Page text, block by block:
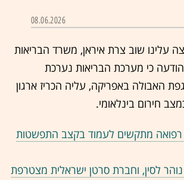
08.06.2026
עלינו שוב צרת איראן, משרד הבריאות
כי מערכת הבריאות נערכת
האבולה באפריקה, עליה הכריז ארגון
חירום בינלאומי.
רפואה מתקשים לעמוד בקצב התפשטות
לסין, וחברת סרטן ישראלית מצטרפת